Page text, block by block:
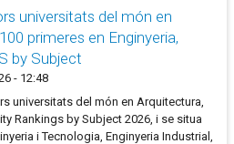
universitats del món en
primeres en Enginyeria,
by Subject
- 12:48
universitats del món en Arquitectura,
Rankings by Subject 2026, i se situa
i Tecnologia, Enginyeria Industrial,